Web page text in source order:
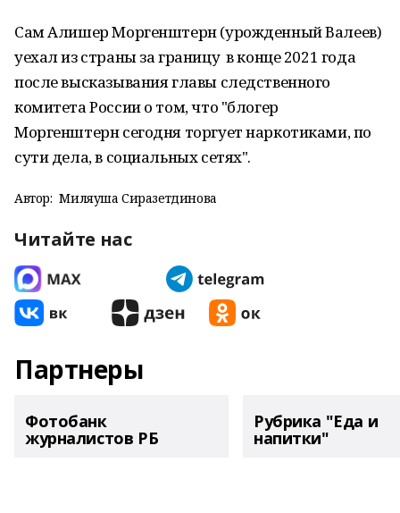
Сам Алишер Моргенштерн (урожденный Валеев)
уехал из страны за границу в конце 2021 года
после высказывания главы следственного
комитета России о том, что "блогер
Моргенштерн сегодня торгует наркотиками, по
сути дела, в социальных сетях".
Автор: Миляуша Сиразетдинова
Читайте нас
Партнеры
Фотобанк
журналистов РБ
Рубрика "Еда и
напитки"